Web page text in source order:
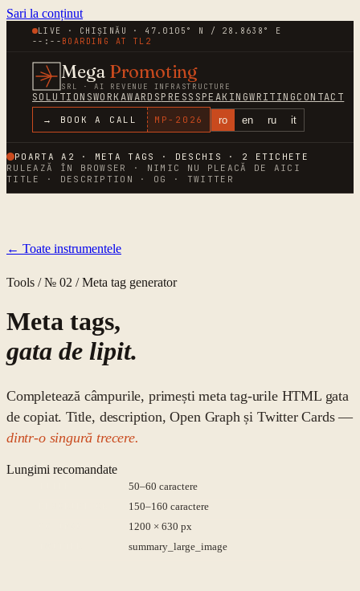
Sari la conținut
LIVE · CHIȘINĂU · 47.0105° N / 28.8638° E
--:-- BOARDING AT TL2
Mega Promoting
SRL · AI REVENUE INFRASTRUCTURE
SOLUTIONSWORKAWARDSPRESS SPEAKINGWRITINGCONTACT
→ BOOK A CALL MP- 2026 ro en ru it
POARTA A2 · META TAGS · DESCHIS · 2
ETICHETE
RULEAZĂ ÎN BROWSER · NIMIC NU PLEACĂ DE AICI
TITLE · DESCRIPTION · OG · TWITTER
← Toate instrumentele
Tools / № 02 / Meta tag generator
Meta tags,
gata de lipit.
Completează câmpurile, primești meta tag-urile HTML gata
de copiat. Title, description, Open Graph și Twitter Cards —
dintr-o singură trecere.
Lungimi recomandate
50–60 caractere
150–160 caractere
1200 × 630 px
summary_large_image